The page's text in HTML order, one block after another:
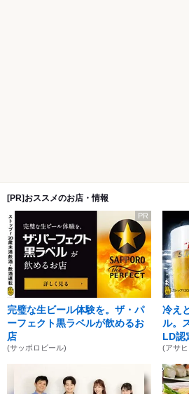
[PR]おススメのお店・情報
PR
完璧な生ビール体験を。ザ・パ
ーフェクト黒ラベルが飲めるお
店
(サッポロビール)
冷え
ル。
LD認
(アサ